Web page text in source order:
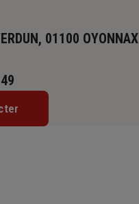
01100 OYONNAX
12h / 13h30 – 18h